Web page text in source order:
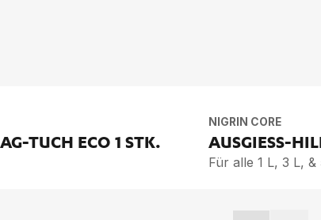
TUCH ECO 1 STK.
NIGRIN CORE
AUS­GIESS-
Für alle 1 L, 3 L, &